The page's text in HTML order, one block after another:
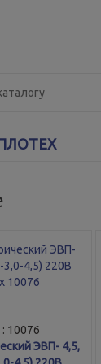
10076
ЭВП- 4,5,